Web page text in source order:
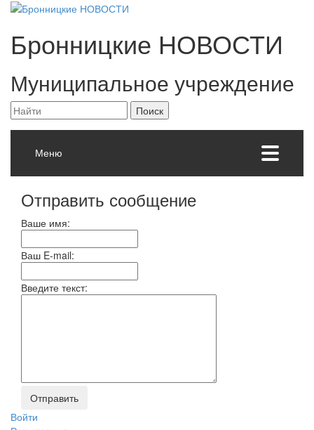
Бронницкие НОВОСТИ
Муниципальное учреждение
Меню
Отправить сообщение
Ваше имя:
Ваш E-mail:
Введите текст:
Войти